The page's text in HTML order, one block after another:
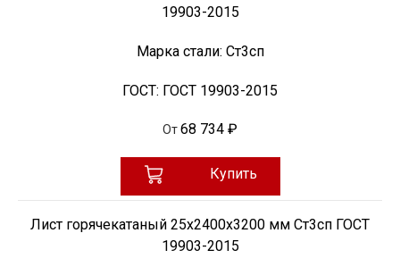
19903-2015
Марка стали: Ст3сп
ГОСТ: ГОСТ 19903-2015
От68 734 ₽
Купить
Лист горячекатаный 25х2400х3200 мм Ст3сп ГОСТ
19903-2015